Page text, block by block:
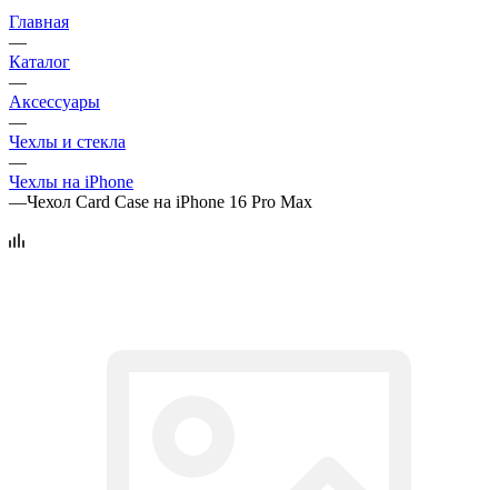
Главная
—
Каталог
—
Аксессуары
—
Чехлы и стекла
—
Чехлы на iPhone
—Чехол Card Case на iPhone 16 Pro Max